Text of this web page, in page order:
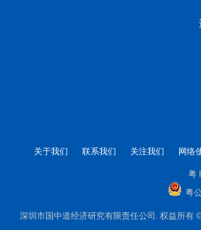
关于我们 联系我们 关注我们 网络
粤
粤
深圳市国中道经济研究有限责任公司. 权益所